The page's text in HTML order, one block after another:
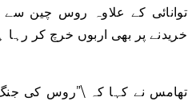
توانائی کے علاوہ روس چین سے
خریدنے پر بھی اربوں خرچ کر
تھامس نے کہا کہ \”روس کی